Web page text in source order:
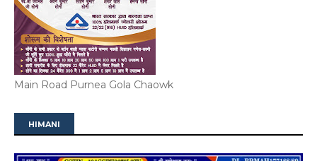
Main Road Purnea Gola Chaowk
HIMANI